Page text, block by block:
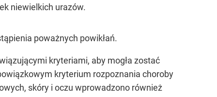
niewielkich urazów.
poważnych powikłań.
kryteriami, aby mogła zostać
kryterium rozpoznania choroby
skóry i oczu wprowadzono również